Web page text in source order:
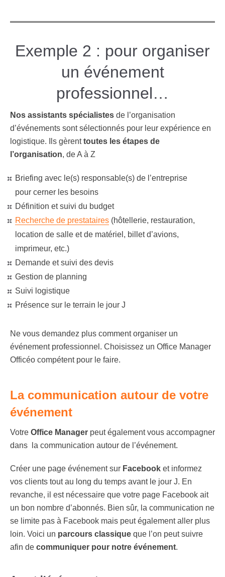
Exemple 2 : pour organiser
un événement
professionnel…
Nos assistants spécialistes de l’organisation
d’événements sont sélectionnés pour leur expérience en
logistique. Ils gèrenttoutes les étapes de
l’organisation, de A à Z
Briefing avec le(s) responsable(s) de l’entreprise
pour cerner les besoins
Définition et suivi du budget
Recherche de prestataires (hôtellerie, restauration,
location de salle et de matériel, billet d’avions,
imprimeur, etc.)
Demande et suivi des devis
Gestion de planning
Suivi logistique
Présence sur le terrain le jour J
Ne vous demandez plus comment organiser un
événement professionnel. Choisissez un Office Manager
Officéo compétent pour le faire.
La communication autour de votre
événement
Votre Office Manager peut également vous accompagner
dans la communication autour de l’événement.
Créer une page événement sur Facebook et informez
vos clients tout au long du temps avant le jour J. En
revanche, il est nécessaire que votre page Facebook ait
un bon nombre d’abonnés. Bien sûr, la communication ne
se limite pas à Facebook mais peut également aller plus
loin. Voici un parcours classique que l’on peut suivre
afin de communiquer pour notre événement.